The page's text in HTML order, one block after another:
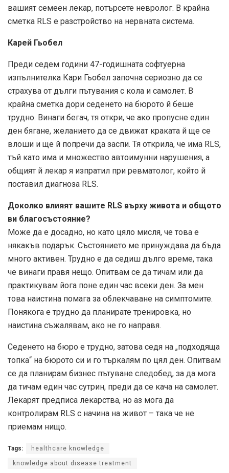
вашият семеен лекар, потърсете невролог. В крайна
сметка RLS е разстройство на нервната система.
Карей Гьобел
Преди седем години 47-годишната софтуерна
изпълнителка Кари Гьобел започна сериозно да се
страхува от дълги пътувания с кола и самолет. В
крайна сметка дори седенето на бюрото й беше
трудно. Винаги бегач, тя откри, че ако пропусне един
ден бягане, желанието да се движат краката й ще се
влоши и ще й попречи да заспи. Тя открила, че има RLS,
тъй като има и множество автоимунни нарушения, а
общият й лекар я изпратил при ревматолог, който й
поставил диагноза RLS.
Доколко влияят вашите RLS върху живота и общото
ви благосъстояние?
Може да е досадно, но като цяло мисля, че това е
някакъв подарък. Състоянието ме принуждава да бъда
много активен. Трудно е да седиш дълго време, така
че винаги правя нещо. Опитвам се да тичам или да
практикувам йога поне един час всеки ден. За мен
това наистина помага за облекчаване на симптомите.
Понякога е трудно да планирате тренировка, но
наистина съжалявам, ако не го направя.
Седенето на бюро е трудно, затова седя на „подходяща
топка“ на бюрото си и го търкалям по цял ден. Опитвам
се да планирам бизнес пътуване следобед, за да мога
да тичам един час сутрин, преди да се кача на самолет.
Лекарят предписа лекарства, но аз мога да
контролирам RLS с начина на живот – така че не
приемам нищо.
Tags: healthcare knowledge
knowledge about disease treatment